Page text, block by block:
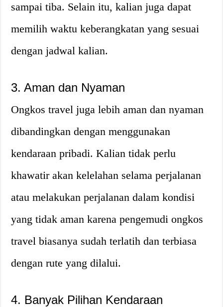
sampai tiba. Selain itu, kalian juga dapat
memilih waktu keberangkatan yang sesuai
dengan jadwal kalian.
3. Aman dan Nyaman
Ongkos travel juga lebih aman dan nyaman
dibandingkan dengan menggunakan
kendaraan pribadi. Kalian tidak perlu
khawatir akan kelelahan selama perjalanan
atau melakukan perjalanan dalam kondisi
yang tidak aman karena pengemudi ongkos
travel biasanya sudah terlatih dan terbiasa
dengan rute yang dilalui.
4. Banyak Pilihan Kendaraan